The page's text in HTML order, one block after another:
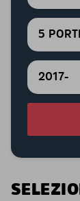
5
2017-